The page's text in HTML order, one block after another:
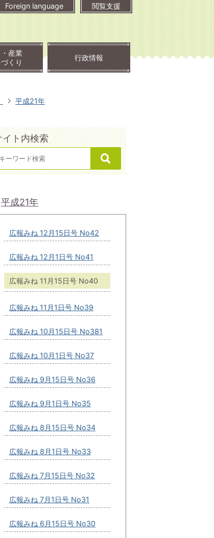
Foreign language 閲覧支援
産業
づくり
行政情報
平成21年
イト内検索
平成21年
広報みね 12月15日号 No42
広報みね 12月1日号 No41
広報みね 11月15日号 No40
広報みね 11月1日号 No39
広報みね 10月15日号 No381
広報みね 10月1日号 No37
広報みね 9月15日号 No36
広報みね 9月1日号 No35
広報みね 8月15日号 No34
広報みね 8月1日号 No33
広報みね 7月15日号 No32
広報みね 7月1日号 No31
広報みね 6月15日号 No30